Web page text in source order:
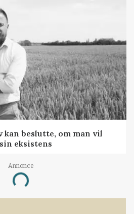
kan beslutte, om man vil
eksistens
Annonce
Loading...